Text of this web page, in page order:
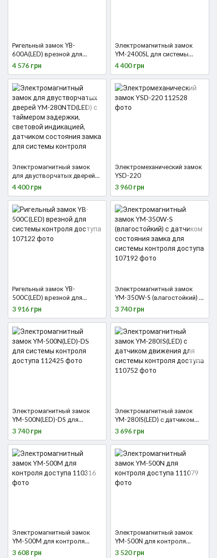
Ригельный замок YB-
600A(LED) врезной для
системы контроля доступа
4 576 грн
Электромагнитный замок
YM-2400SL для системы
контроля доступа
4 400 грн
Электромагнитный замок
для двустворчатых дверей
YM-280NTD(LED) с таймером
задержки, световой
индикацией, датчиком
состояния замка для
системы контроля доступа
4 400 грн
Электромеханический замок
YSD-220
3 960 грн
Ригельный замок YB-
500C(LED) врезной для
системы контроля доступа
3 916 грн
Электромагнитный замок
YM-350W-S (влагостойкий) с
датчиком состояния замка
для системы контроля
доступа
3 740 грн
Электромагнитный замок
YM-500N(LED)-DS для
системы контроля доступа
3 740 грн
Электромагнитный замок
YM-280IS(LED) с датчиком
движения для системы
контроля доступа
3 696 грн
Электромагнитный замок
YM-500M для контроля
доступа
3 608 грн
Электромагнитный замок
YM-500N для контроля
доступа
3 520 грн